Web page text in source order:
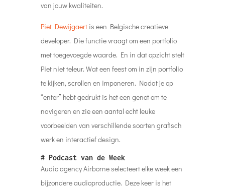
van jouw kwaliteiten.
Piet Dewijgaertis een Belgische creatieve
developer. Die functie vraagt om een portfolio
met toegevoegde waarde. En in dat opzicht stelt
Piet niet teleur. Wat een feest om in zijn portfolio
te kijken, scrollen en imponeren. Nadat je op
“enter” hebt gedrukt is het een genot om te
navigeren en zie een aantal echt leuke
voorbeelden van verschillende soorten grafisch
werk en interactief design.
# Podcast van de Week
Audio agency Airborne selecteert elke week een
bijzondere audioproductie. Deze keer is het